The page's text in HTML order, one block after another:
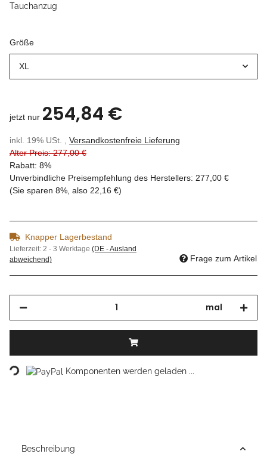
Tauchanzug
Größe
XL
jetzt nur 254,84 €
inkl. 19% USt. , Versandkostenfreie Lieferung
Alter Preis: 277,00 €
Rabatt: 8%
Unverbindliche Preisempfehlung des Herstellers: 277,00 €
(Sie sparen 8% , also 22,16 €)
Knapper Lagerbestand
Lieferzeit: 2 - 3 Werktage (DE - Ausland
abweichend)
Frage zum Artikel
mal
Loading... Komponenten werden geladen ...
Beschreibung